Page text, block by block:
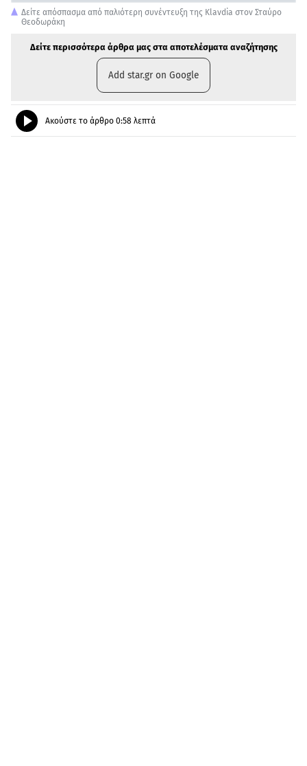
Δείτε απόσπασμα από παλιότερη συνέντευξη της Klavdia στον Σταύρο
Θεοδωράκη
Δείτε περισσότερα άρθρα μας στα αποτελέσματα αναζήτησης
Add star.gr on Google
Ακούστε το άρθρο 0:58 λεπτά